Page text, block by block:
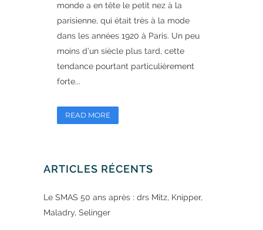
monde a en tête le petit nez à la
parisienne, qui était très à la mode
dans les années 1920 à Paris. Un peu
moins d’un siècle plus tard, cette
tendance pourtant particulièrement
forte...
READ MORE
ARTICLES RÉCENTS
Le SMAS 50 ans après : drs Mitz, Knipper,
Maladry, Selinger